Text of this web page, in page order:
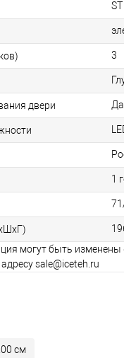
ST
3
двери Да
1
могут быть
sale@iceteh.ru
см